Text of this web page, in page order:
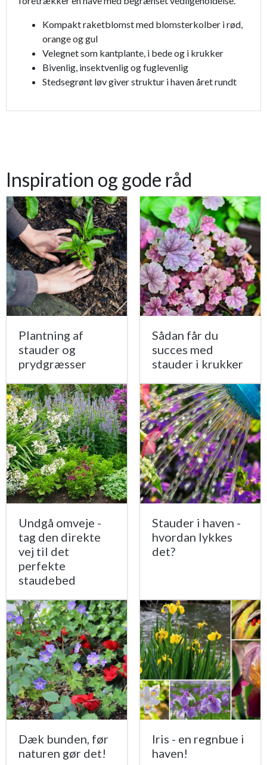
Kompakt raketblomst med blomsterkolber i rød,
orange og gul
Velegnet som kantplante, i bede og i krukker
Bivenlig, insektvenlig og fuglevenlig
Stedsegrønt løv giver struktur i haven året rundt
Inspiration og gode råd
Plantning af
stauder og
prydgræsser
Sådan får du
succes med
stauder i krukker
Undgå omveje -
tag den direkte
vej til det
perfekte
staudebed
Stauder i haven -
hvordan lykkes
det?
Dæk bunden, før
naturen gør det!
Iris - en regnbue i
haven!